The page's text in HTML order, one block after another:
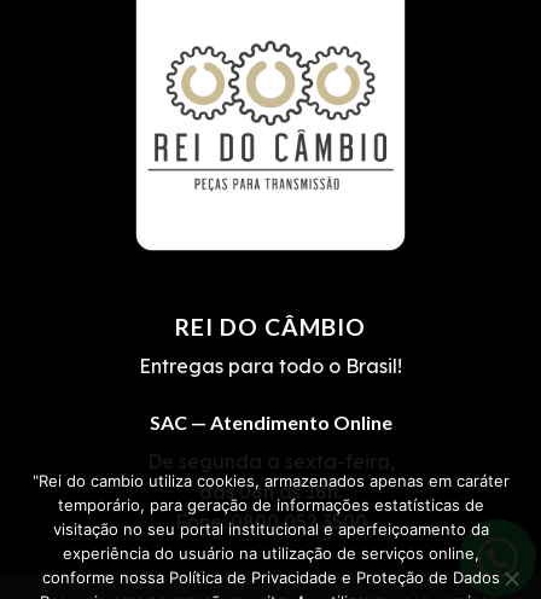
REI DO CÂMBIO
Entregas para todo o Brasil!
SAC — Atendimento Online
De segunda a sexta-feira,
das 08h às 18h.
Fone:0800 052 3500
"Rei do cambio utiliza cookies, armazenados apenas em caráter
temporário, para geração de informações estatísticas de
visitação no seu portal institucional e aperfeiçoamento da
experiência do usuário na utilização de serviços online,
conforme nossa Política de Privacidade e Proteção de Dados